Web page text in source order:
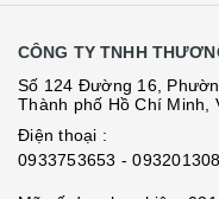
CÔNG TY TNHH
Số 124 Đường 16,
Thành phố Hồ Chí Minh,
Điện thoại :
0933753653 -